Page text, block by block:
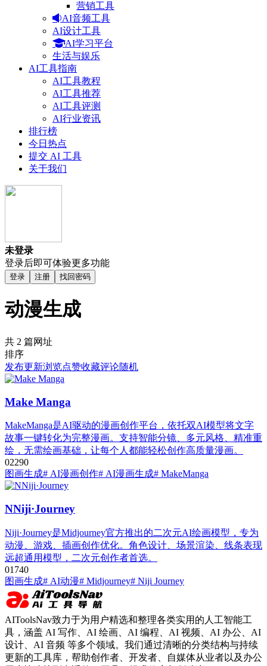
营销工具
AI音频工具
AI设计工具
AI学习平台
生活与娱乐
AI工具指南
AI工具教程
AI工具推荐
AI工具评测
AI行业资讯
排行榜
今日热点
提交 AI 工具
关于我们
未登录
登录后即可体验更多功能
登录 注册 找回密码
动漫生成
共 2 篇网址
排序
发布更新浏览点赞收藏评论随机
Make Manga
MakeManga是AI驱动的漫画创作平台，依托双AI模型将文字
故事一键转化为完整漫画。支持智能分镜、多元风格、精准重
绘，无需绘画基础，让每个人都能轻松创作高质量漫画。
02290
图画生成# AI漫画创作# AI漫画生成# MakeManga
NNiji·Journey
Niji·Journey是Midjourney官方推出的二次元AI绘画模型，专为
动漫、游戏、插画创作优化。角色设计、场景渲染、线条表现
远超通用模型，二次元创作者首选。
01740
图画生成# AI动漫# Midjourney# Niji Journey
AIToolsNav致力于为用户精选和整理各类实用的人工智能工
具，涵盖 AI 写作、AI 绘画、AI 编程、AI 视频、AI 办公、AI
设计、AI 音频 等多个领域。我们通过清晰的分类结构与持续
更新的工具库，帮助创作者、开发者、自媒体从业者以及办公